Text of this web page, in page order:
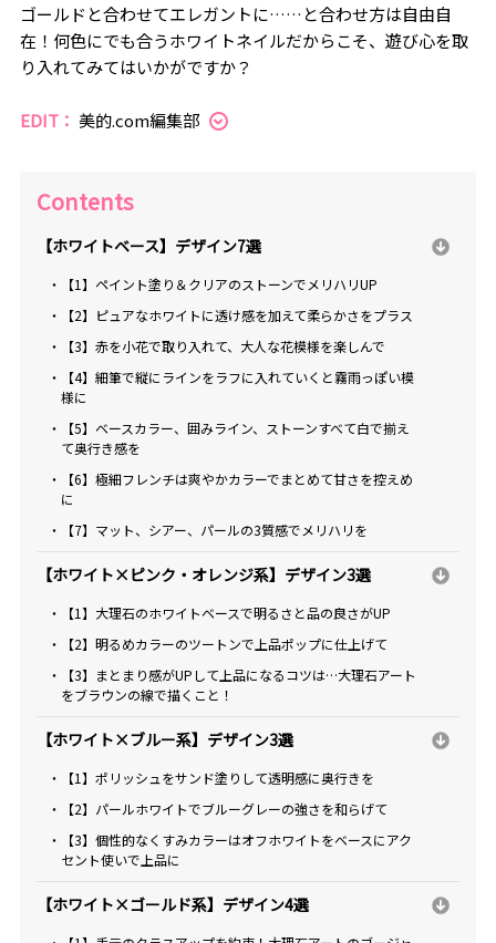
ゴールドと合わせてエレガントに……と合わせ方は自由自
在！何色にでも合うホワイトネイルだからこそ、遊び心を取
り入れてみてはいかがですか？
EDIT： 美的.com編集部
Contents
【ホワイトベース】デザイン7選
・【1】ペイント塗り＆クリアのストーンでメリハリUP
・【2】ピュアなホワイトに透け感を加えて柔らかさをプラス
・【3】赤を小花で取り入れて、大人な花模様を楽しんで
・【4】細筆で縦にラインをラフに入れていくと霧雨っぽい模
様に
・【5】ベースカラー、囲みライン、ストーンすべて白で揃え
て奥行き感を
・【6】極細フレンチは爽やかカラーでまとめて甘さを控えめ
に
・【7】マット、シアー、パールの3質感でメリハリを
【ホワイト×ピンク・オレンジ系】デザイン3選
・【1】大理石のホワイトベースで明るさと品の良さがUP
・【2】明るめカラーのツートンで上品ポップに仕上げて
・【3】まとまり感がUPして上品になるコツは…大理石アート
をブラウンの線で描くこと！
【ホワイト×ブルー系】デザイン3選
・【1】ポリッシュをサンド塗りして透明感に奥行きを
・【2】パールホワイトでブルーグレーの強さを和らげて
・【3】個性的なくすみカラーはオフホワイトをベースにアク
セント使いで上品に
【ホワイト×ゴールド系】デザイン4選